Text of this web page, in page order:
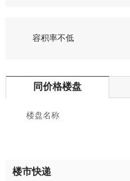
黄先生:136****3612
邓先生:138****8083
杨先生:134****5158
容积率不低
同价格楼盘
楼盘名称
楼市快递